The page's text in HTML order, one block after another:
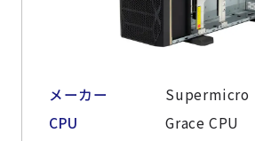
メーカー
Supermicro
CPU
Grace CPU